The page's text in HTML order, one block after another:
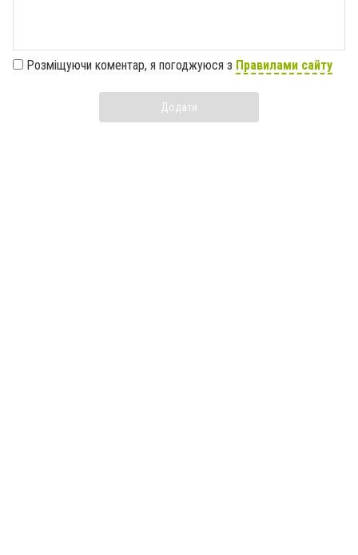
Розміщуючи коментар, я погоджуюся з Правилами сайту
Додати